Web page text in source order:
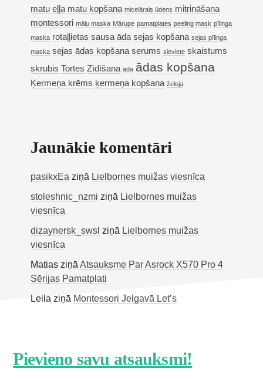
matu eļļa matu kopšana micelārais ūdens mitrināšana
montessori mālu maska Mārupe pamatplates peeling mask pīlinga
maska rotaļļietas sausa āda sejas kopšana sejas pīlinga
maska sejas ādas kopšana serums sieviete skaistums
skrubis Tortes Zīdīšana āda ādas kopšana
Ķermeņa krēms ķermeņa kopšana želeja
Jaunākie komentāri
pasikxEa ziņā Lielbornes muižas viesnīca
stoleshnic_nzmi ziņā Lielbornes muižas
viesnīca
dizaynersk_swsl ziņā Lielbornes muižas
viesnīca
Matias ziņāAtsauksme Par Asrock X570 Pro 4
Sērijas Pamatplati
Leila ziņā Montessori Jelgavā Let’s
Footer
Pievieno savu atsauksmi!